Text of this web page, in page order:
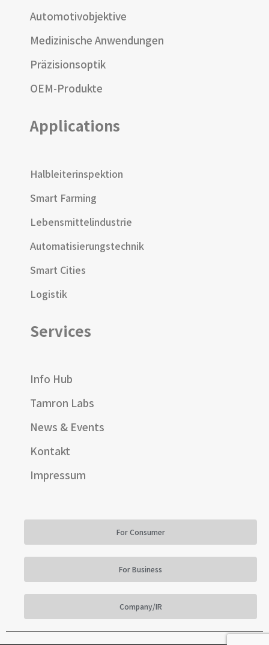
Automotivobjektive
Medizinische Anwendungen
Präzisionsoptik
OEM-Produkte
Applications
Halbleiterinspektion
Smart Farming
Lebensmittelindustrie
Automatisierungstechnik
Smart Cities
Logistik
Services
Info Hub
Tamron Labs
News & Events
Kontakt
Impressum
For Consumer
For Business
Company/IR